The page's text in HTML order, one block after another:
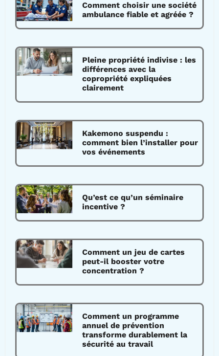
Comment choisir une société
ambulance fiable et agréée ?
Pleine propriété indivise : les
différences avec la
copropriété expliquées
clairement
Kakemono suspendu :
comment bien l’installer pour
vos événements
Qu’est ce qu’un séminaire
incentive ?
Comment un jeu de cartes
peut-il booster votre
concentration ?
Comment un programme
annuel de prévention
transforme durablement la
sécurité au travail